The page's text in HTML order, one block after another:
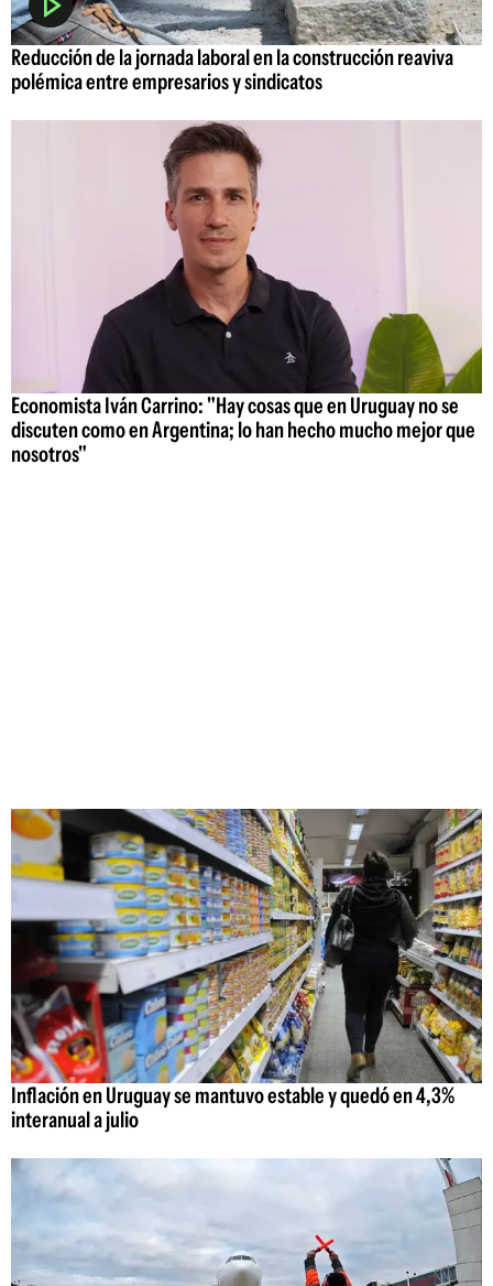
Reducción de la jornada laboral en la construcción reaviva
polémica entre empresarios y sindicatos
Economista Iván Carrino: "Hay cosas que en Uruguay no se
discuten como en Argentina; lo han hecho mucho mejor que
nosotros"
Inflación en Uruguay se mantuvo estable y quedó en 4,3%
interanual a julio